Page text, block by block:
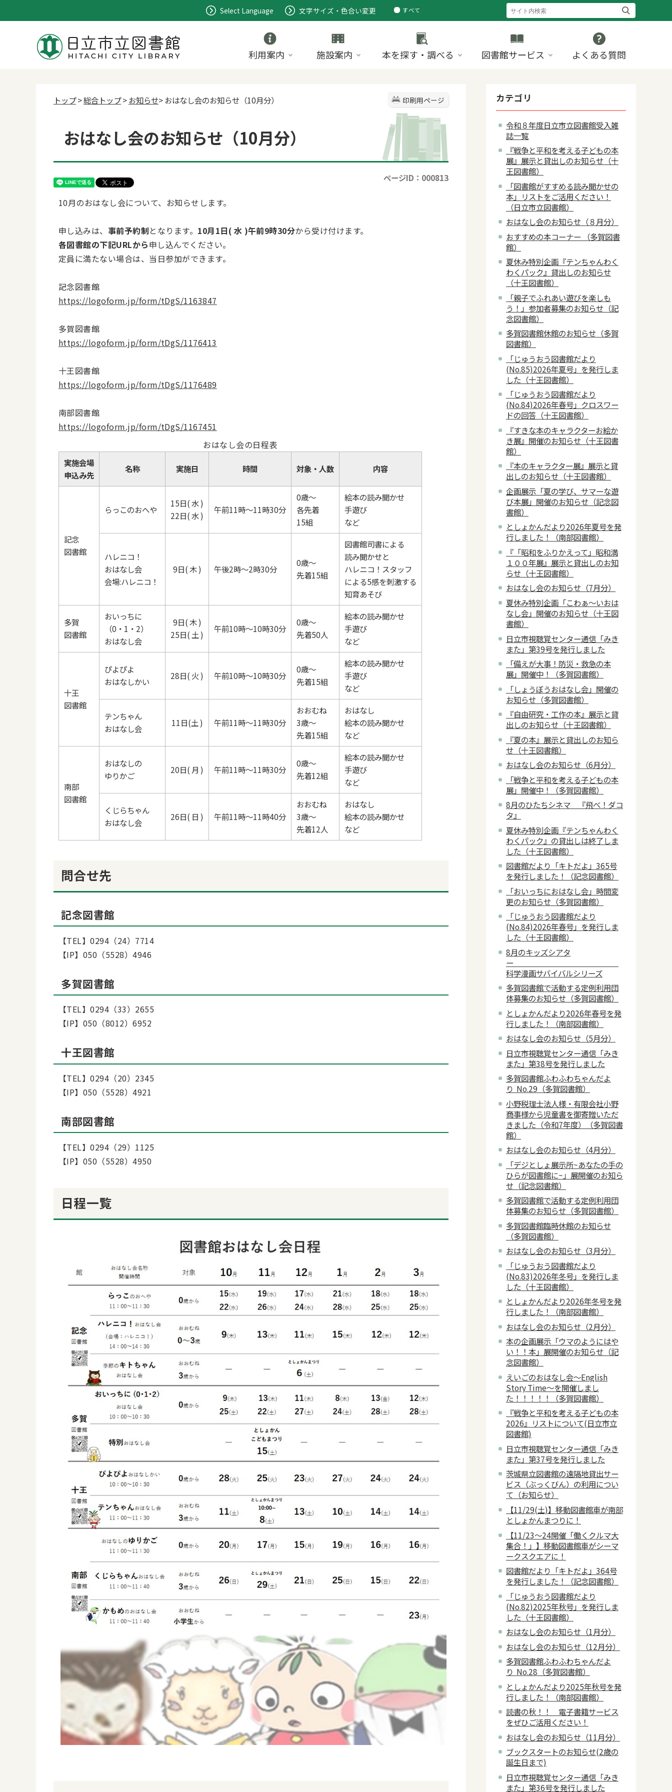
Select Language 文字サイズ・色合い変更
すべて
ページ
利用案内 施設案内 本を探す・調べる 図書館サービス よくある質問
印刷用ページ
トップ>総合トップ>お知らせ> おはなし会のお知らせ（10月分）
おはなし会のお知らせ（10月分）
ページID：000813
10月のおはなし会について、お知らせします。
申し込みは、 事前予約制となります。 10月1日( 水 )午前9時30分から受け付けます。
各図書館の下記URLから申し込んでください。
定員に満たない場合は、当日参加ができます。
記念図書館
https://logoform.jp/form/tDgS/1163847
多賀図書館
https://logoform.jp/form/tDgS/1176413
十王図書館
https://logoform.jp/form/tDgS/1176489
南部図書館
https://logoform.jp/form/tDgS/1167451
おはなし会の日程表
実施会場
申込み先
名称 実施日 時間 対象・人数 内容
記念
図書館
らっこのおへや
15日( 水 )
22日( 水 )
午前11時～11時30分
0歳～
各先着
15組
絵本の読み聞かせ
手遊び
など
ハレニコ！
おはなし会
会場:ハレニコ！
9日( 木 ) 午後2時～2時30分
0歳～
先着15組
図書館司書による
読み聞かせと
ハレニコ！スタッフ
による5感を刺激する
知育あそび
多賀
図書館
おいっちに
（0・1・2）
おはなし会
9日( 木 )
25日( 土 )
午前10時～10時30分
0歳～
先着50人
絵本の読み聞かせ
手遊び
など
十王
図書館
ぴよぴよ
おはなしかい
28日( 火 ) 午前10時～10時30分
0歳～
先着15組
絵本の読み聞かせ
手遊び
など
テンちゃん
おはなし会
11日(土 ) 午前11時～11時30分
おおむね
3歳～
先着15組
おはなし
絵本の読み聞かせ
など
南部
図書館
おはなしの
ゆりかご
20日( 月 ) 午前11時～11時30分
0歳～
先着12組
絵本の読み聞かせ
手遊び
など
くじらちゃん
おはなし会
26日( 日 ) 午前11時～11時40分
おおむね
3歳～
先着12人
おはなし
絵本の読み聞かせ
など
問合せ先
記念図書館
【TEL】0294（24）7714
【IP】050（5528）4946
多賀図書館
【TEL】0294（33）2655
【IP】050（8012）6952
十王図書館
【TEL】0294（20）2345
【IP】050（5528）4921
南部図書館
【TEL】0294（29）1125
【IP】050（5528）4950
日程一覧
カテゴリ
令和８年度日立市立図書館受入雑
誌一覧
『戦争と平和を考える子どもの本
展』展示と貸出しのお知らせ（十
王図書館）
「図書館がすすめる読み聞かせの
本」リストをご活用ください！
（日立市立図書館）
おはなし会のお知らせ（８月分）
おすすめの本コーナー （多賀図書
館）
夏休み特別企画『テンちゃんわく
わくパック』貸出しのお知らせ
（十王図書館）
「親子でふれあい遊びを楽しも
う！」参加者募集のお知らせ（記
念図書館）
多賀図書館休館のお知らせ（多賀
図書館）
「じゅうおう図書館だより
(No.85)2026年夏号」を発行しま
した（十王図書館）
「じゅうおう図書館だより
(No.84)2026年春号」クロスワー
ドの回答（十王図書館）
『すきな本のキャラクターお絵か
き展』開催のお知らせ（十王図書
館）
『本のキャラクター展』展示と貸
出しのお知らせ（十王図書館）
企画展示「夏の学び、サマーな遊
び本展」開催のお知らせ（記念図
書館）
としょかんだより2026年夏号を発
行しました！（南部図書館）
『「昭和をふりかえって」昭和満
１００年展』展示と貸出しのお知
らせ（十王図書館）
おはなし会のお知らせ（7月分）
夏休み特別企画「こわぁ～いおは
なし会」開催のお知らせ（十王図
書館）
日立市視聴覚センター通信「みき
また」第39号を発行しました
「備えが大事！防災・救急の本
展」開催中！（多賀図書館）
「しょうぼうおはなし会」開催の
お知らせ（多賀図書館）
『自由研究・工作の本』展示と貸
出しのお知らせ（十王図書館）
『夏の本』展示と貸出しのお知ら
せ（十王図書館）
おはなし会のお知らせ（6月分）
「戦争と平和を考える子どもの本
展」開催中！（多賀図書館）
8月のひたちシネマ 『飛べ！ダコ
タ』
夏休み特別企画『テンちゃんわく
わくパック』の貸出しは終了しま
した（十王図書館）
図書館だより「キトだよ」365号
を発行しました！（記念図書館）
「おいっちにおはなし会」時間変
更のお知らせ（多賀図書館）
「じゅうおう図書館だより
(No.84)2026年春号」を発行しま
した（十王図書館）
8月のキッズシアタ
ー
科学漫画サバイバルシリーズ
多賀図書館で活動する定例利用団
体募集のお知らせ（多賀図書館）
としょかんだより2026年春号を発
行しました！（南部図書館）
おはなし会のお知らせ（5月分）
日立市視聴覚センター通信「みき
また」第38号を発行しました
多賀図書館ふわふわちゃんだよ
り No.29（多賀図書館）
小野税理士法人様・有限会社小野
商事様から児童書を御寄贈いただ
きました（令和7年度）（多賀図書
館）
おはなし会のお知らせ（4月分）
「デジとしょ展示所~あなたの手の
ひらが図書館に~」展開催のお知ら
せ（記念図書館）
多賀図書館で活動する定例利用団
体募集のお知らせ（多賀図書館）
多賀図書館臨時休館のお知らせ
（多賀図書館）
おはなし会のお知らせ（3月分）
「じゅうおう図書館だより
(No.83)2026年冬号」を発行しま
した（十王図書館）
としょかんだより2026年冬号を発
行しました！（南部図書館）
おはなし会のお知らせ（2月分）
本の企画展示「ウマのようにはや
い！！本」展開催のお知らせ（記
念図書館）
えいごのおはなし会～English
Story Time～を開催しまし
た！！！！！（多賀図書館）
『戦争と平和を考える子どもの本
2026』リストについて(日立市立
図書館)
日立市視聴覚センター通信「みき
また」第37号を発行しました
茨城県立図書館の遠隔地貸出サー
ビス（ぶっくびん）の利用につい
て（お知らせ）
【11/29(土)】移動図書館車が南部
としょかんまつりに！
【11/23～24開催「働くクルマ大
集合！」】移動図書館車がシーマ
ークスクエアに！
図書館だより「キトだよ」364号
を発行しました！（記念図書館）
「じゅうおう図書館だより
(No.82)2025年秋号」を発行しま
した（十王図書館）
おはなし会のお知らせ（1月分）
おはなし会のお知らせ（12月分）
多賀図書館ふわふわちゃんだよ
り No.28（多賀図書館）
としょかんだより2025年秋号を発
行しました！（南部図書館）
読書の秋！！ 電子書籍サービス
をぜひご活用ください！
おはなし会のお知らせ（11月分）
ブックスタートのお知らせ(2歳の
誕生日まで)
日立市視聴覚センター通信「みき
また」第36号を発行しました